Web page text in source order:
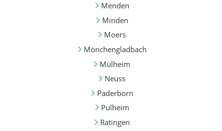
Menden
Minden
Moers
Mönchengladbach
Mülheim
Neuss
Paderborn
Pulheim
Ratingen